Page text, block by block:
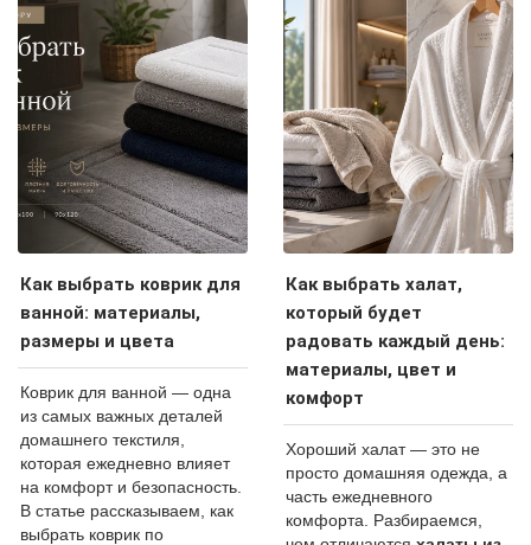
Как выбрать коврик для
ванной: материалы,
размеры и цвета
Коврик для ванной — одна
из самых важных деталей
домашнего текстиля,
которая ежедневно влияет
на комфорт и безопасность.
В статье рассказываем, как
выбрать коврик по
Как выбрать халат,
который будет
радовать каждый день:
материалы, цвет и
комфорт
Хороший халат — это не
просто домашняя одежда, а
часть ежедневного
комфорта. Разбираемся,